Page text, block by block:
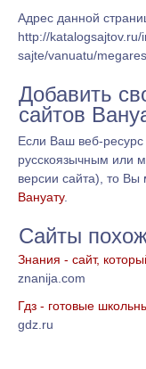
Адрес данной
http://katalogsajtov.ru/
sajte/vanuatu/
Добавить
сайтов
Если Ваш веб-ресурс
русскоязычным или
версии сайта), то Вы
Вануату.
Сайты
Знания - сайт,
znanija.com
Гдз - готовые
gdz.ru